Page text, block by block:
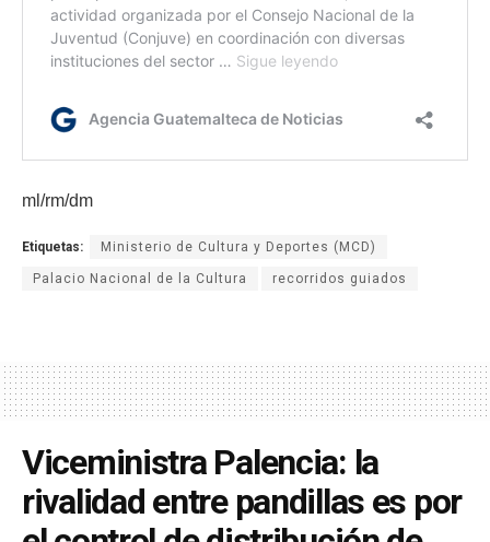
ml/rm/dm
Etiquetas: Ministerio de Cultura y Deportes (MCD)
Palacio Nacional de la Cultura recorridos guiados
Viceministra Palencia: la
rivalidad entre pandillas es por